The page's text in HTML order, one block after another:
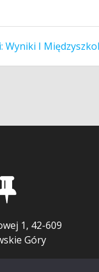
Poprzedni
Wyniki I
1, 42-609
Góry